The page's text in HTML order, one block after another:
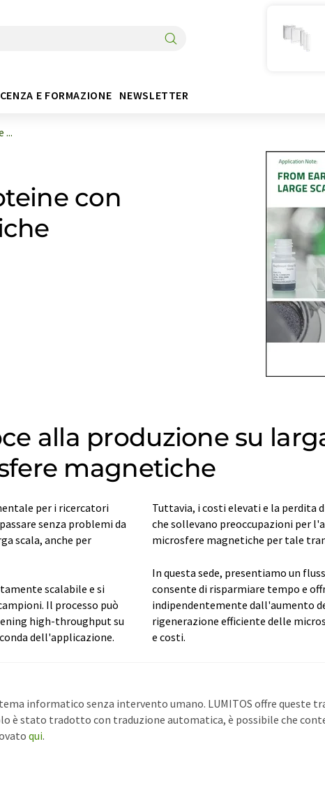
E FORMAZIONE NEWSLETTER
...
con
alla produzione su
magnetiche
per i ricercatori
senza problemi da
scala, anche per
scalabile e si
Il processo può
high-throughput su
dell'applicazione.
Tuttavia, i costi elevati e la perdita
che sollevano preoccupazioni per
microsfere magnetiche per tale
In questa sede, presentiamo un
consente di risparmiare tempo e
indipendentemente dall'aumento
rigenerazione efficiente delle
e costi.
informatico senza intervento umano. LUMITOS offre queste
è stato tradotto con traduzione automatica, è possibile che
qui.